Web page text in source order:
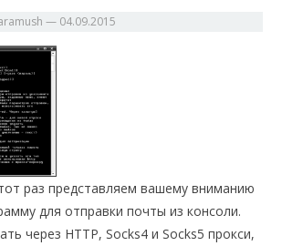
— 04.09.2015
раз представляем вашему вниманию
для отправки почты из консоли.
через HTTP, Socks4 и Socks5 прокси,